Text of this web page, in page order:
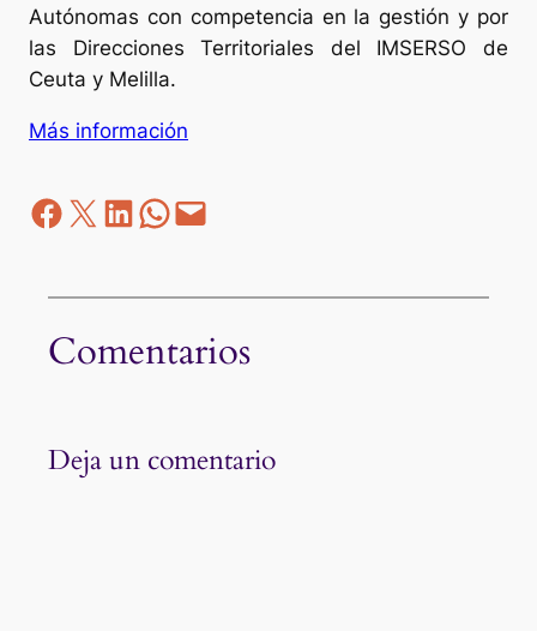
Autónomas con competencia en la gestión y por
las Direcciones Territoriales del IMSERSO de
Ceuta y Melilla.
Más información
Facebook
Z LinkedIn
WhatsApp
correo electrónico
Comentarios
Deja un comentario